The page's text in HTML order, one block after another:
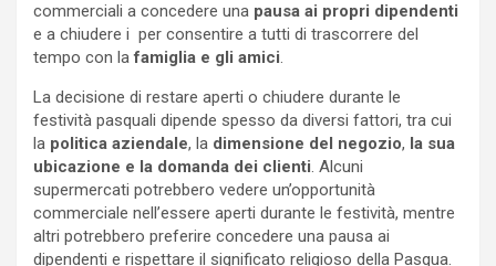
commerciali a concedere una pausa ai propri dipendenti
e a chiudere i per consentire a tutti di trascorrere del
tempo con lafamiglia e gli amici.
La decisione di restare aperti o chiudere durante le
festività pasquali dipende spesso da diversi fattori, tra cui
la politica aziendale, la dimensione del negozio, la sua
ubicazione e la domanda dei clienti. Alcuni
supermercati potrebbero vedere un’opportunità
commerciale nell’essere aperti durante le festività, mentre
altri potrebbero preferire concedere una pausa ai
dipendenti e rispettare il significato religioso della Pasqua.